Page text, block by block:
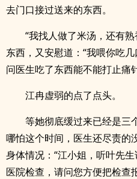
去门口接过送来的东西。
“我找人做了米汤，还有
东西，又安慰道：“我喂你吃
问医生吃了东西能不能打止痛
江冉虚弱的点了点头。
等她彻底缓过来已经是三
哪怕这个时间，医生还尽责的
身体情况：“江小姐，听叶先
医院检查，请问您方便把检